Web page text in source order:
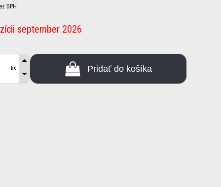
DPH
september 2026
ks Pridať do košíka